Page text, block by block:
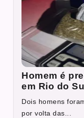
Homem é
em Rio do Sul
Dois homens
por volta das...